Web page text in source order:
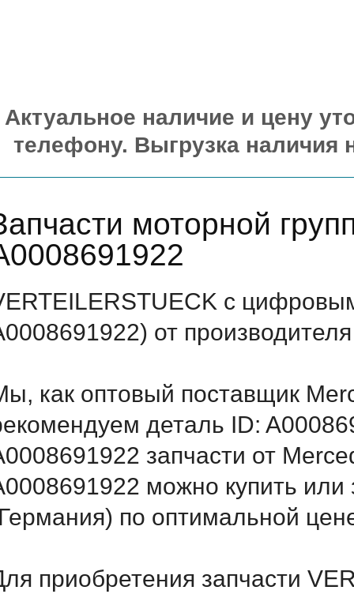
Актуальное наличие и цену
телефону. Выгрузка наличия
моторной
с
от
как оптовый поставщик
деталь ID:
запчасти от
можно купить или
по оптимальной
приобретения запчасти